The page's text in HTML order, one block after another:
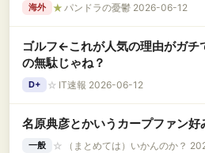
海外 ★ パンドラの憂鬱 2026-06-12
ゴルフ←これが人気の理由がガチ
の無駄じゃね？
D+ ☆ IT速報 2026-06-12
名原典彦とかいうカープファン好
一般 ☆ （まとめては）いかんのか？